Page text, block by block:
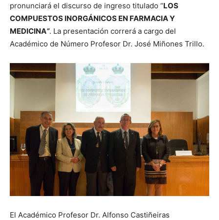
pronunciará el discurso de ingreso titulado “LOS
COMPUESTOS INORGÁNICOS EN FARMACIA Y
MEDICINA”. La presentación correrá a cargo del
Académico de Número Profesor Dr. José Miñones Trillo.
El Académico Profesor Dr. Alfonso Castiñeiras